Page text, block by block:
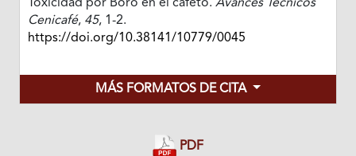
Toxicidad por Boro en el cafeto. Avances Técnicos
Cenicafé, 45, 1-2.
https://doi.org/10.38141/10779/0045
MÁS FORMATOS DE CITA
PDF